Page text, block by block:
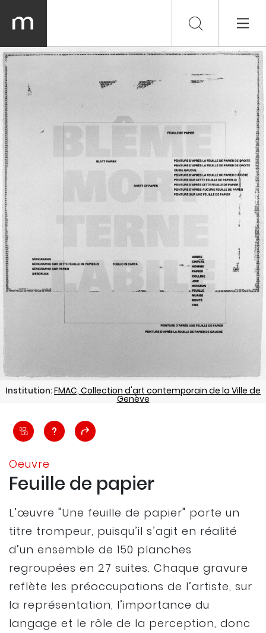
Institution:FMAC, Collection d'art contemporain de la Ville de
Genève
Oeuvre
Feuille de papier
L’œuvre "Une feuille de papier" porte un
titre trompeur, puisqu’il s’agit en réalité
d’un ensemble de 150 planches
regroupées en 27 suites. Chaque gravure
reflète les préoccupations de l’artiste, sur
la représentation, l’importance du
langage et le rôle de la perception, donc